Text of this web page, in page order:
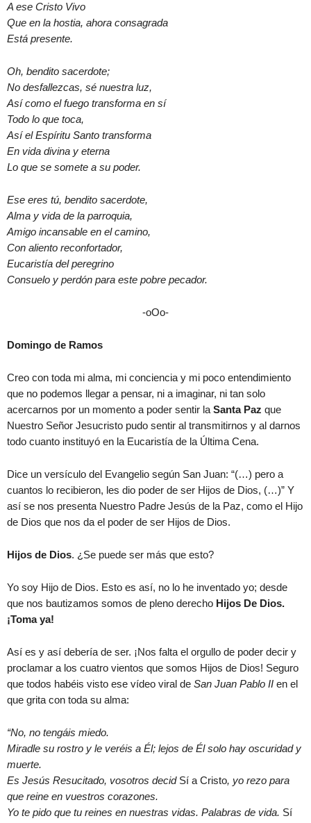
A ese Cristo Vivo
Que en la hostia, ahora consagrada
Está presente.
Oh, bendito sacerdote;
No desfallezcas, sé nuestra luz,
Así como el fuego transforma en sí
Todo lo que toca,
Así el Espíritu Santo transforma
En vida divina y eterna
Lo que se somete a su poder.
Ese eres tú, bendito sacerdote,
Alma y vida de la parroquia,
Amigo incansable en el camino,
Con aliento reconfortador,
Eucaristía del peregrino
Consuelo y perdón para este pobre pecador.
-oOo-
Domingo de Ramos
Creo con toda mi alma, mi conciencia y mi poco entendimiento
que no podemos llegar a pensar, ni a imaginar, ni tan solo
acercarnos por un momento a poder sentir la Santa Paz que
Nuestro Señor Jesucristo pudo sentir al transmitirnos y al darnos
todo cuanto instituyó en la Eucaristía de la Última Cena.
Dice un versículo del Evangelio según San Juan: “(…) pero a
cuantos lo recibieron, les dio poder de ser Hijos de Dios, (…)” Y
así se nos presenta Nuestro Padre Jesús de la Paz, como el Hijo
de Dios que nos da el poder de ser Hijos de Dios.
Hijos de Dios. ¿Se puede ser más que esto?
Yo soy Hijo de Dios. Esto es así, no lo he inventado yo; desde
que nos bautizamos somos de pleno derecho Hijos De Dios.
¡Toma ya!
Así es y así debería de ser. ¡Nos falta el orgullo de poder decir y
proclamar a los cuatro vientos que somos Hijos de Dios! Seguro
que todos habéis visto ese vídeo viral de San Juan Pablo II en el
que grita con toda su alma:
“No, no tengáis miedo.
Miradle su rostro y le veréis a Él; lejos de Él solo hay oscuridad y
muerte.
Es Jesús Resucitado, vosotros decid Sí a Cristo, yo rezo para
que reine en vuestros corazones.
Yo te pido que tu reines en nuestras vidas. Palabras de vida. Sí